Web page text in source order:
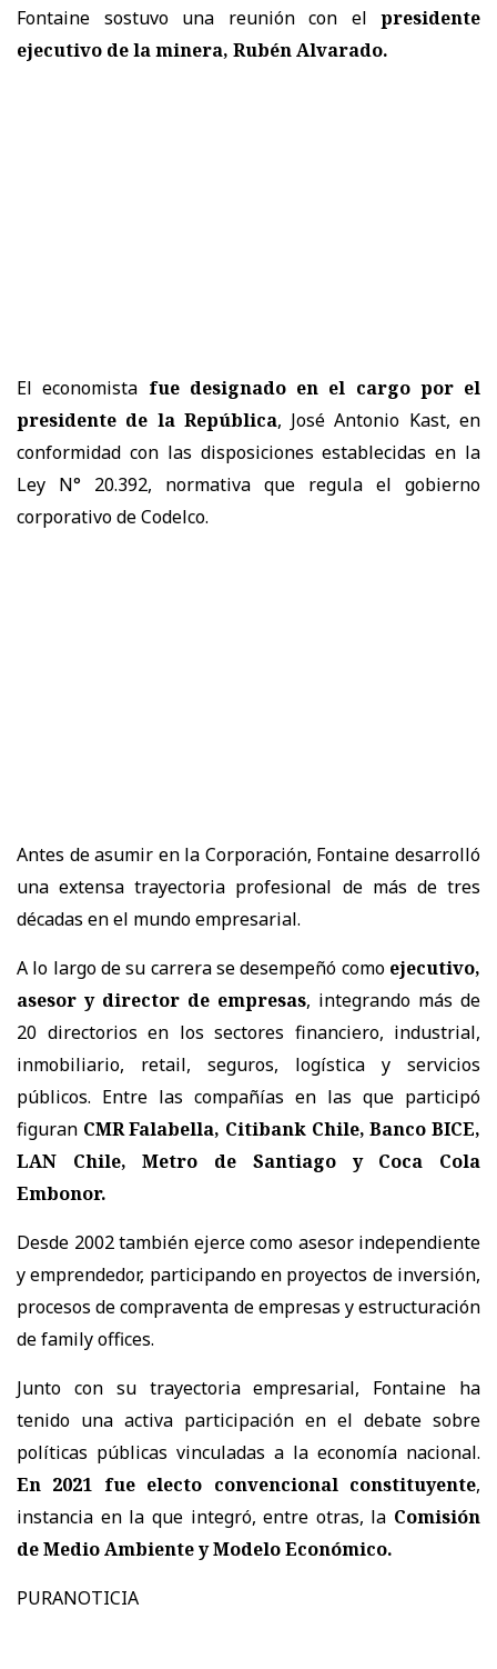
Fontaine sostuvo una reunión con el presidente
ejecutivo de la minera, Rubén Alvarado.
El economista fue designado en el cargo por el
presidente de la República, José Antonio Kast, en
conformidad con las disposiciones establecidas en la
Ley N° 20.392, normativa que regula el gobierno
corporativo de Codelco.
Antes de asumir en la Corporación, Fontaine desarrolló
una extensa trayectoria profesional de más de tres
décadas en el mundo empresarial.
A lo largo de su carrera se desempeñó como ejecutivo,
asesor y director de empresas, integrando más de
20 directorios en los sectores financiero, industrial,
inmobiliario, retail, seguros, logística y servicios
públicos. Entre las compañías en las que participó
figuran CMR Falabella, Citibank Chile, Banco BICE,
LAN Chile, Metro de Santiago y Coca Cola
Embonor.
Desde 2002 también ejerce como asesor independiente
y emprendedor, participando en proyectos de inversión,
procesos de compraventa de empresas y estructuración
de family offices.
Junto con su trayectoria empresarial, Fontaine ha
tenido una activa participación en el debate sobre
políticas públicas vinculadas a la economía nacional.
En 2021 fue electo convencional constituyente,
instancia en la que integró, entre otras, la Comisión
de Medio Ambiente y Modelo Económico.
PURANOTICIA